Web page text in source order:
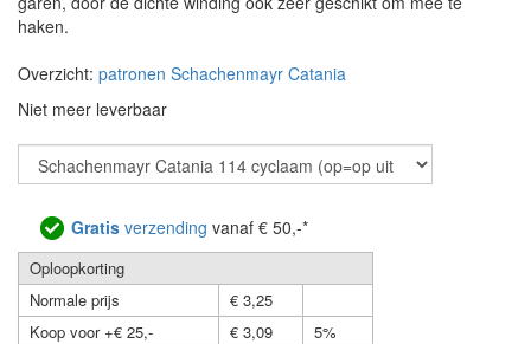
haken.
Overzicht: patronen Schachenmayr Catania
Niet meer leverbaar
Gratis verzending vanaf € 50,-*
Oploopkorting
Normale prijs
€ 3,25
Koop voor +€ 25,-
€ 3,09
5%